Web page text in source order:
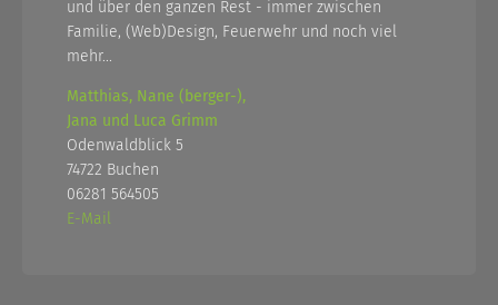
und über den ganzen Rest - immer zwischen
Familie, (Web)Design, Feuerwehr und noch viel
mehr...
Matthias, Nane (berger-),
Jana und Luca Grimm
Odenwaldblick 5
74722 Buchen
06281 564505
E-Mail